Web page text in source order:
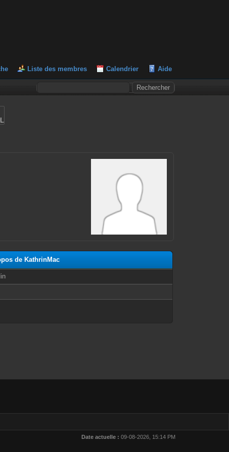
Liste des membres Calendrier Aide
de KathrinMac
Date actuelle : 09-08-2026, 15:14 PM